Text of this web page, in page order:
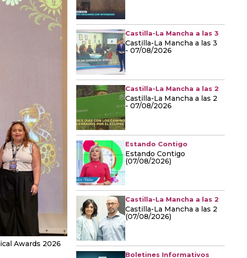
Awards 2026
Castilla-La Mancha a las 3
Castilla-La Mancha a las 3
- 07/08/2026
Castilla-La Mancha a las 2
Castilla-La Mancha a las 2
- 07/08/2026
Estando Contigo
Estando Contigo
(07/08/2026)
Castilla-La Mancha a las 2
Castilla-La Mancha a las 2
(07/08/2026)
Boletines Informativos